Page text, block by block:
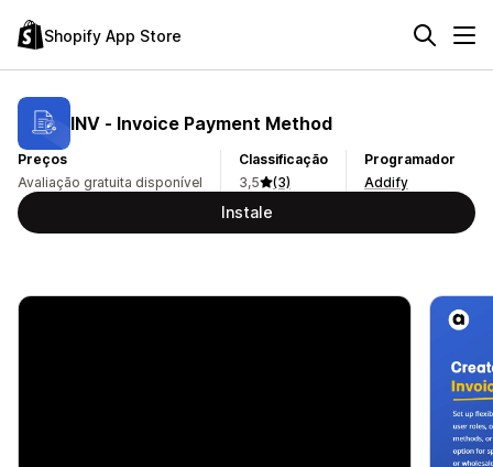
Shopify App Store
INV ‑ Invoice Payment Method
Preços
Avaliação gratuita disponível
Classificação
3,5
(3)
Programador
Addify
Instale